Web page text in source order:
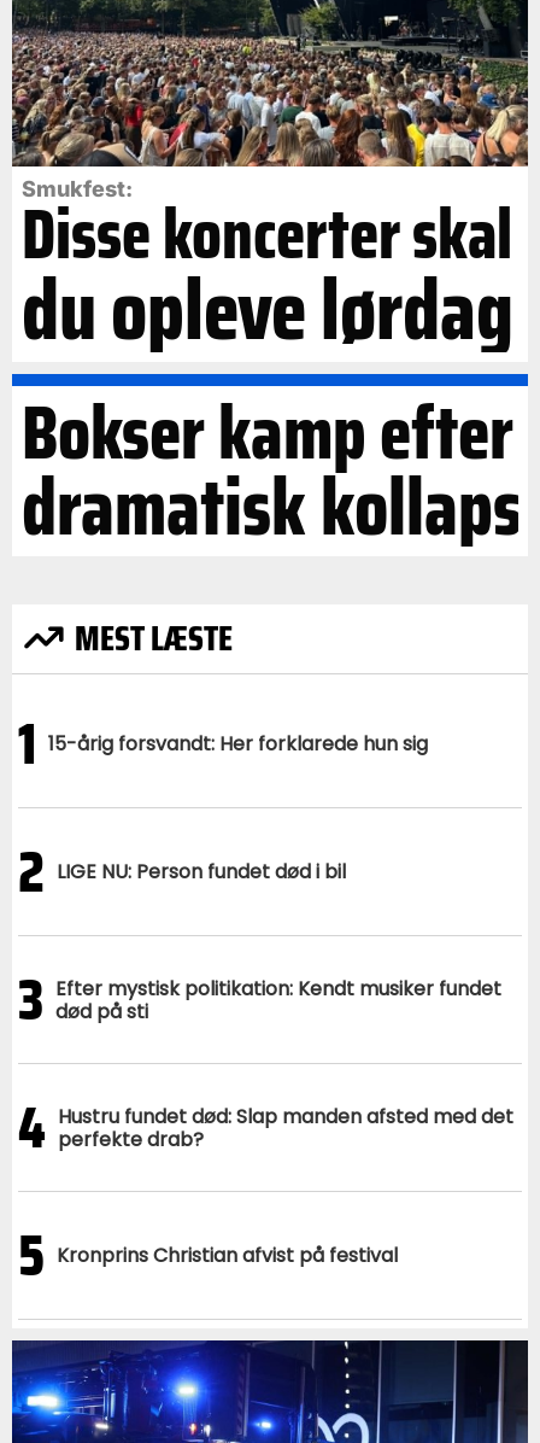
Smukfest:
Disse koncerter skal
du opleve lørdag
Bokser kamp efter
dramatisk kollaps
MEST LÆSTE
1 15-årig forsvandt: Her forklarede hun sig
2 LIGE NU: Person fundet død i bil
3 Efter mystisk politikation: Kendt musiker fundet
død på sti
4 Hustru fundet død: Slap manden afsted med det
perfekte drab?
5 Kronprins Christian afvist på festival